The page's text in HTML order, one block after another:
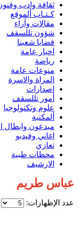
ثقافة وادب
كـتـاب ألموقع
مقالات وآراء
شؤون تللسقف
قضايا شعبنا
اخبار عامة
رياضة
منوعات عامة
المراة والاسرة
اصدارات
أمور تللسقف
علوم وتكنولوجيا
ألمكتبة
مبدعون وابطال
اغاني وفيديو
تعازي
محطات طبية
الارشيف
عباس طريم
عدد الإظهارات: